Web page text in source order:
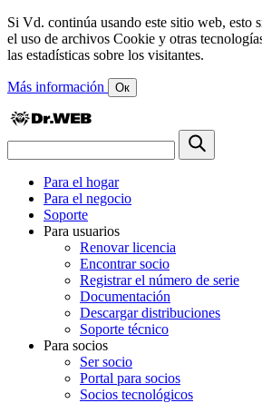
Si Vd. continúa usando este sitio web, esto
el uso de archivos Cookie y otras
las estadísticas sobre los visitantes.
Más información Ок
Para el hogar
Para el negocio
Soporte
Para usuarios
Renovar licencia
Encontrar socio
Registrar el número de serie
Documentación
Descargar distribuciones
Soporte técnico
Para socios
Ser socio
Portal para socios
Socios tecnológicos